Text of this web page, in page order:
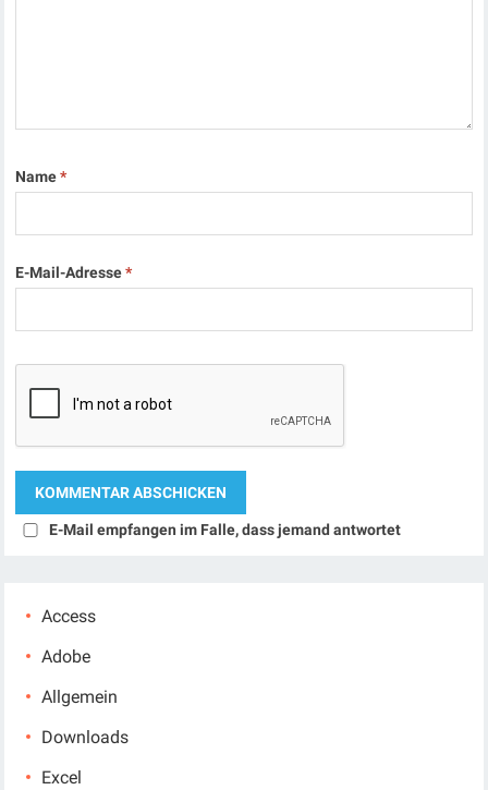
Name*
E-Mail-Adresse*
E-Mail empfangen im Falle, dass jemand antwortet
Access
Adobe
Allgemein
Downloads
Excel